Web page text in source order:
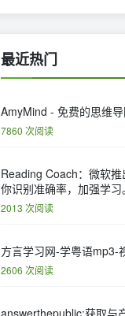
最近热门
AmyMind - 免费的思维
7860 次阅读
Reading Coach：微软
你识别准确率，加强学习。
2013 次阅读
方言学习网-学粤语mp3-
2606 次阅读
answerthepublic:获取与